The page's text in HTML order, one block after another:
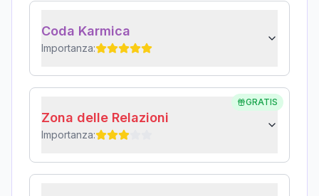
Coda Karmica
Importanza:
GRATIS
Zona delle Relazioni
Importanza: